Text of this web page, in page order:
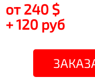
от 240 $
+ 120 руб